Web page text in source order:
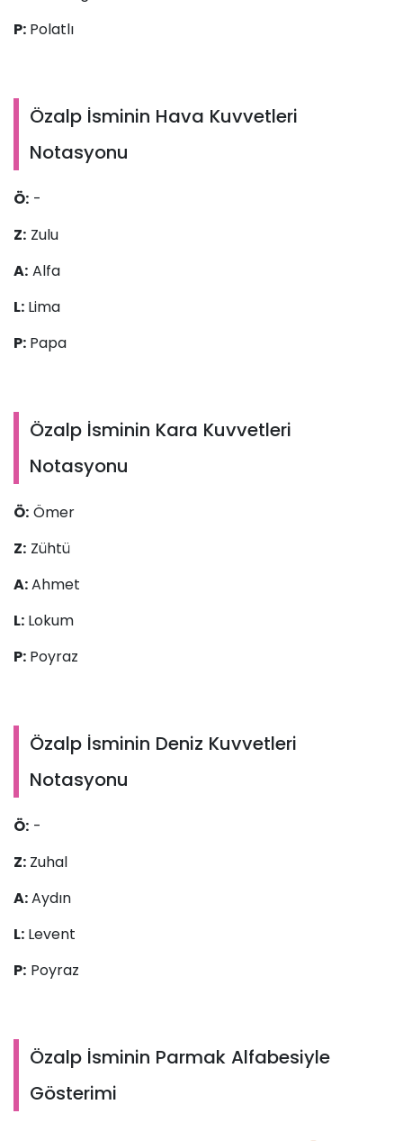
P: Polatlı
Özalp İsminin Hava Kuvvetleri
Notasyonu
Ö: -
Z: Zulu
A: Alfa
L: Lima
P: Papa
Özalp İsminin Kara Kuvvetleri
Notasyonu
Ö: Ömer
Z: Zühtü
A:Ahmet
L: Lokum
P: Poyraz
Özalp İsminin Deniz Kuvvetleri
Notasyonu
Ö: -
Z: Zuhal
A:Aydın
L: Levent
P: Poyraz
Özalp İsminin Parmak Alfabesiyle
Gösterimi